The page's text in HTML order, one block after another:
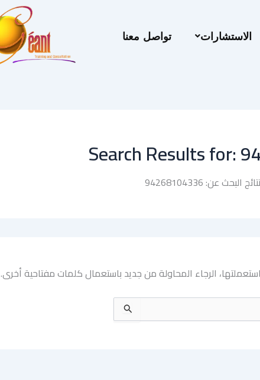
الاستشارات تواصل معنا
Search Results for:
نتائج البحث عن: 94268104336
الرجاء المحاولة من جديد باستعمال كلمات مفتاحية أخرى.